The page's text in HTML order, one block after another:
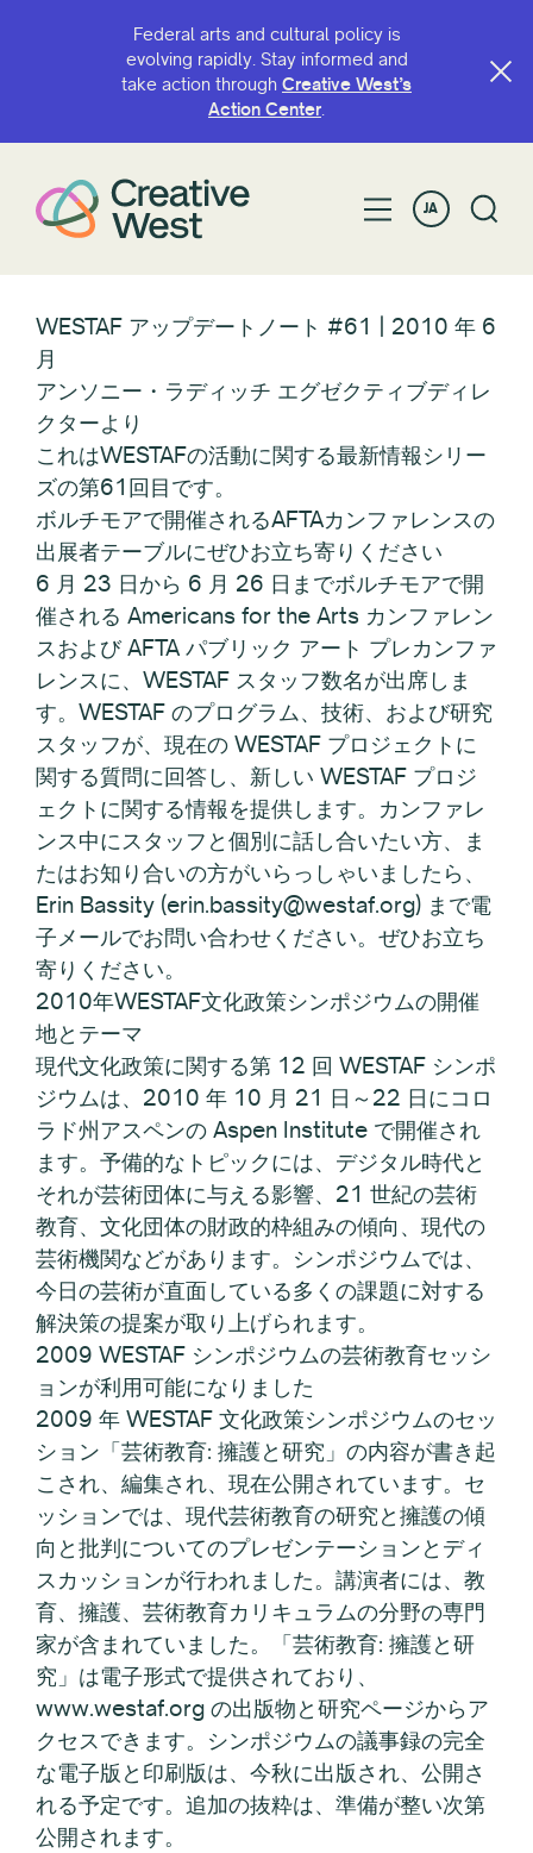
Federal arts and cultural policy is
evolving rapidly. Stay informed and
take action through Creative West’s
Action Center.
JA
WESTAF アップデートノート #61 | 2010 年 6
月
アンソニー・ラディッチ エグゼクティブディレ
クターより
これはWESTAFの活動に関する最新情報シリー
ズの第61回目です。
ボルチモアで開催されるAFTAカンファレンスの
出展者テーブルにぜひお立ち寄りください
6 月 23 日から 6 月 26 日までボルチモアで開
催される Americans for the Arts カンファレン
スおよび AFTA パブリック アート プレカンファ
レンスに、WESTAF スタッフ数名が出席しま
す。WESTAF のプログラム、技術、および研究
スタッフが、現在の WESTAF プロジェクトに
関する質問に回答し、新しい WESTAF プロジ
ェクトに関する情報を提供します。カンファレ
ンス中にスタッフと個別に話し合いたい方、ま
たはお知り合いの方がいらっしゃいましたら、
Erin Bassity (erin.bassity@westaf.org) まで電
子メールでお問い合わせください。ぜひお立ち
寄りください。
2010年WESTAF文化政策シンポジウムの開催
地とテーマ
現代文化政策に関する第 12 回 WESTAF シンポ
ジウムは、2010 年 10 月 21 日～22 日にコロ
ラド州アスペンの Aspen Institute で開催され
ます。予備的なトピックには、デジタル時代と
それが芸術団体に与える影響、21 世紀の芸術
教育、文化団体の財政的枠組みの傾向、現代の
芸術機関などがあります。シンポジウムでは、
今日の芸術が直面している多くの課題に対する
解決策の提案が取り上げられます。
2009 WESTAF シンポジウムの芸術教育セッシ
ョンが利用可能になりました
2009 年 WESTAF 文化政策シンポジウムのセッ
ション「芸術教育: 擁護と研究」の内容が書き起
こされ、編集され、現在公開されています。セ
ッションでは、現代芸術教育の研究と擁護の傾
向と批判についてのプレゼンテーションとディ
スカッションが行われました。講演者には、教
育、擁護、芸術教育カリキュラムの分野の専門
家が含まれていました。「芸術教育: 擁護と研
究」は電子形式で提供されており、
www.westaf.org の出版物と研究ページからア
クセスできます。シンポジウムの議事録の完全
な電子版と印刷版は、今秋に出版され、公開さ
れる予定です。追加の抜粋は、準備が整い次第
公開されます。